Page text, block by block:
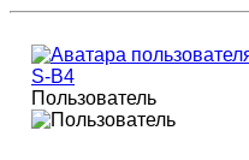
S-B4
Пользователь